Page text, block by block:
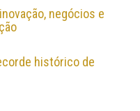
negócios e
histórico de